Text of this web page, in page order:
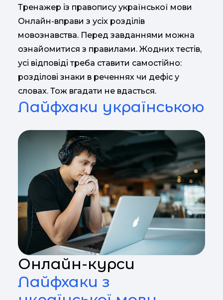
Тренажер із правопису української мови
Онлайн-вправи з усіх розділів
мовознавства. Перед завданнями можна
ознайомитися з правилами. Жодних тестів,
усі відповіді треба ставити самостійно:
розділові знаки в реченнях чи дефіс у
словах. Тож вгадати не вдасться.
Лайфхаки українською
Онлайн-курси
Лайфхаки з